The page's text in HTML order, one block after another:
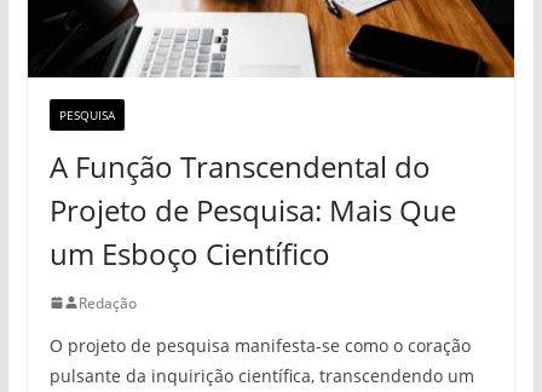
PESQUISA
A Função Transcendental do
Projeto de Pesquisa: Mais Que
um Esboço Científico
Redação
O projeto de pesquisa manifesta-se como o coração
pulsante da inquirição científica, transcendendo um